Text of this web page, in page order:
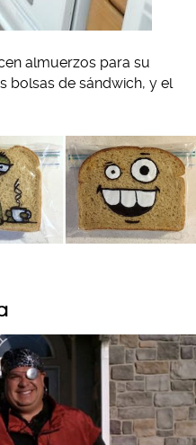
almuerzos para su
bolsas de sándwich, y el